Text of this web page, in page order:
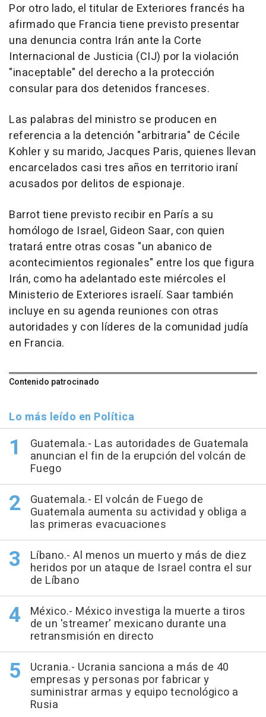
Por otro lado, el titular de Exteriores francés ha
afirmado que Francia tiene previsto presentar
una denuncia contra Irán ante la Corte
Internacional de Justicia (CIJ) por la violación
"inaceptable" del derecho a la protección
consular para dos detenidos franceses.
Las palabras del ministro se producen en
referencia a la detención "arbitraria" de Cécile
Kohler y su marido, Jacques Paris, quienes llevan
encarcelados casi tres años en territorio iraní
acusados por delitos de espionaje.
Barrot tiene previsto recibir en París a su
homólogo de Israel, Gideon Saar, con quien
tratará entre otras cosas "un abanico de
acontecimientos regionales" entre los que figura
Irán, como ha adelantado este miércoles el
Ministerio de Exteriores israelí. Saar también
incluye en su agenda reuniones con otras
autoridades y con líderes de la comunidad judía
en Francia.
Contenido patrocinado
Lo más leído en Política
Guatemala.- Las autoridades de Guatemala
anuncian el fin de la erupción del volcán de
Fuego
Guatemala.- El volcán de Fuego de
Guatemala aumenta su actividad y obliga a
las primeras evacuaciones
Líbano.- Al menos un muerto y más de diez
heridos por un ataque de Israel contra el sur
de Líbano
México.- México investiga la muerte a tiros
de un 'streamer' mexicano durante una
retransmisión en directo
Ucrania.- Ucrania sanciona a más de 40
empresas y personas por fabricar y
suministrar armas y equipo tecnológico a
Rusia